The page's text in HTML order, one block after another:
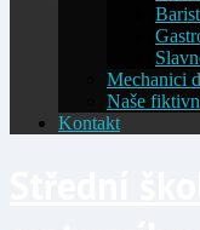
Mechanici
Naše
Kontakt